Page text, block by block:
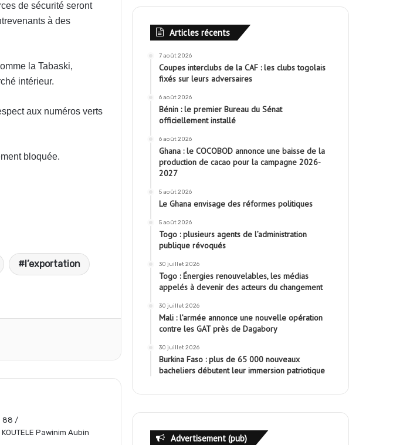
de sécurité seront
à des
la Tabaski,
intérieur.
aux numéros verts
bloquée.
l’exportation
88 /
Pawinim Aubin
Articles récents
7 août 2026
Coupes interclubs de la CAF : les clubs togolais
fixés sur leurs adversaires
6 août 2026
Bénin : le premier Bureau du Sénat
officiellement installé
6 août 2026
Ghana : le COCOBOD annonce une baisse de la
production de cacao pour la campagne 2026-
2027
5 août 2026
Le Ghana envisage des réformes politiques
5 août 2026
Togo : plusieurs agents de l’administration
publique révoqués
30 juillet 2026
Togo : Énergies renouvelables, les médias
appelés à devenir des acteurs du changement
30 juillet 2026
Mali : l’armée annonce une nouvelle opération
contre les GAT près de Dagabory
30 juillet 2026
Burkina Faso : plus de 65 000 nouveaux
bacheliers débutent leur immersion patriotique
Advertisement (pub)